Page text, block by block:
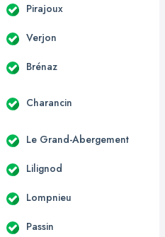
Pirajoux
Verjon
Brénaz
Charancin
Le Grand-Abergement
Lilignod
Lompnieu
Passin